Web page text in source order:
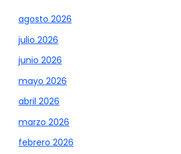
agosto 2026
julio 2026
junio 2026
mayo 2026
abril 2026
marzo 2026
febrero 2026